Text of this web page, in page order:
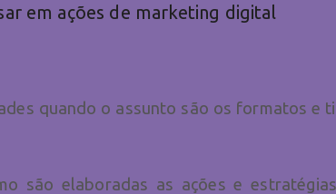
em ações de marketing digital
quando o assunto são os formatos e
são elaboradas as ações e